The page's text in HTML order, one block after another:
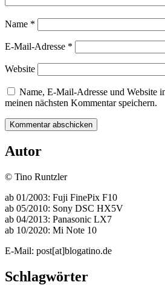
Name *
E-Mail-Adresse *
Website
Name, E-Mail-Adresse und Website
meinen nächsten Kommentar speichern.
Autor
© Tino Runtzler
ab 01/2003: Fuji FinePix F10
ab 05/2010: Sony DSC HX5V
ab 04/2013: Panasonic LX7
ab 10/2020: Mi Note 10
E-Mail: post[at]blogatino.de
Schlagwörter